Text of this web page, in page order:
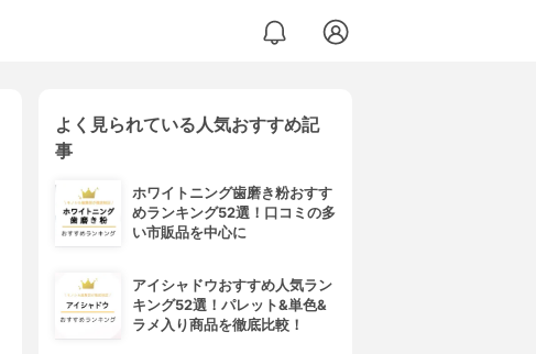
よく見られている人気おすすめ記
事
ホワイトニング歯磨き粉おすす
めランキング52選！口コミの多
い市販品を中心に
アイシャドウおすすめ人気ラン
キング52選！パレット&単色&
ラメ入り商品を徹底比較！